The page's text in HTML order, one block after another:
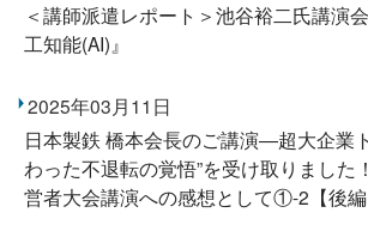
＜講師派遣レポート＞池谷裕二氏講演
工知能(AI)』
2025年03月11日
日本製鉄 橋本会長のご講演―超大企業
わった不退転の覚悟”を受け取りました
営者大会講演への感想として①-2【後編